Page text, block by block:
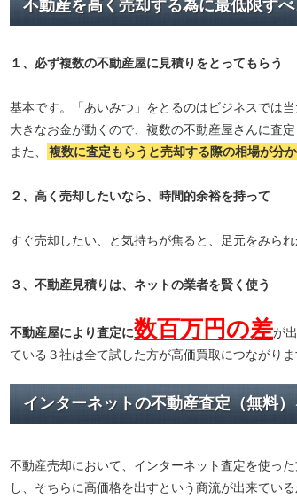
不動産を高く売却する為に最低限す
１、必ず複数の不動産屋に見積り をとってもらう
基本です。「あいみつ」をとるのはビジネスでは当
大きなお金が動くので、複数の不動産屋さんに査定
また、
複数に査定もらうと売却する際の相場が分
２、高く売却したいなら、時間的余裕を持って
すぐ売却したい、と気持ちが焦ると、足元をみられ
３、不動産見積りは、ネットの業者を賢く使う
不動産屋により査定に数百万円の差が
ている３社は全て試した方が高価買取につながりま
インターネットの不動産査定（無料
不動産売却において、インターネット査定を使っ
し、そちらに高価格を出すという商流が出来ている